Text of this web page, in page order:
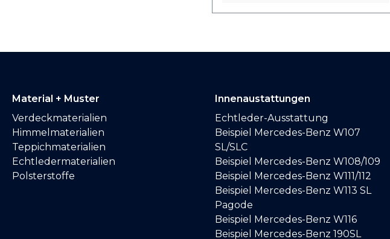
Material + Muster
Verdeckmaterialien
Himmelmaterialien
Teppichmaterialien
Echtledermaterialien
Polsterstoffe
Innenaustattungen
Echtleder-Ausstattung
Beispiel Mercedes-Benz W107
SL/SLC
Beispiel Mercedes-Benz W108/109
Beispiel Mercedes-Benz W111/112
Beispiel Mercedes-Benz W113 SL
Pagode
Beispiel Mercedes-Benz W116
Beispiel Mercedes-Benz 190SL